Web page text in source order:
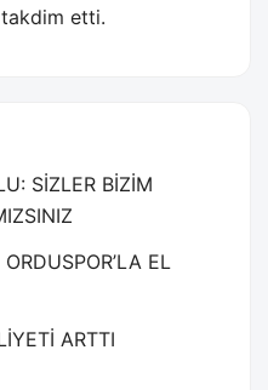
etti.
SİZLER BİZİM
EL
ARTTI